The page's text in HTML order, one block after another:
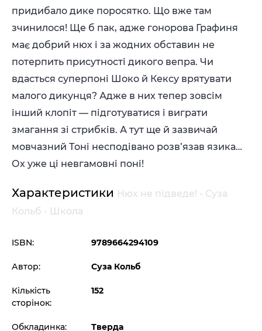
придибало дике поросятко. Що вже там
зчинилося! Ще б пак, адже гонорова Графиня
має добрий нюх і за жодних обставин не
потерпить присутності дикого вепра. Чи
вдасться суперпоні Шоко й Кексу врятувати
малого дикунця? Адже в них тепер зовсім
інший клопіт — підготуватися і виграти
змагання зі стрибків. А тут ще й зазвичай
мовчазний Тоні несподівано розв’язав язика…
Ох уже ці невгамовні поні!
Характеристики Нюх не підведе! - Суза
Кольб - Школа
ISBN: 9789664294109
Автор: Суза Кольб
Кількість
сторінок:
152
Обкладинка: Тверда